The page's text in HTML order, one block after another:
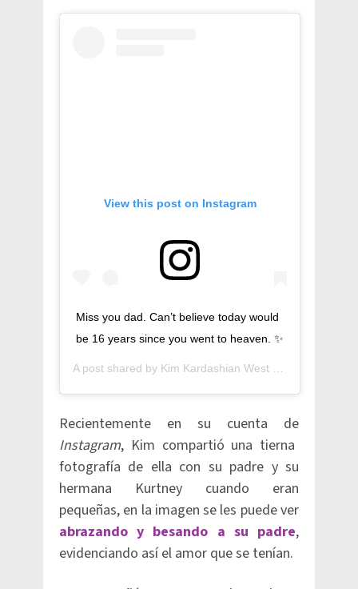
View this post on Instagram
Miss you dad. Can’t believe today would
be 16 years since you went to heaven. ✨
A post shared by Kim Kardashian West
Recientemente en su cuenta de
Instagram, Kim compartió una tierna
fotografía de ella con su padre y su
hermana Kurtney cuando eran
pequeñas, en la imagen se les puede ver
abrazando y besando a su padre,
evidenciando así el amor que se tenían.